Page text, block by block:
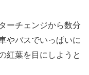
ーチェンジから数分
やバスでいっぱいに
紅葉を目にしようと